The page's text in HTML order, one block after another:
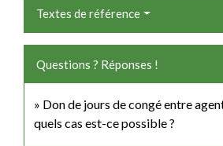
Textes de référence
Questions ? Réponses !
Don de jours de congé entre
quels cas est-ce possible ?